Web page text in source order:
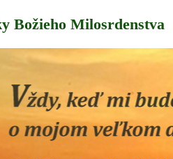
Božieho Milosrdenstva